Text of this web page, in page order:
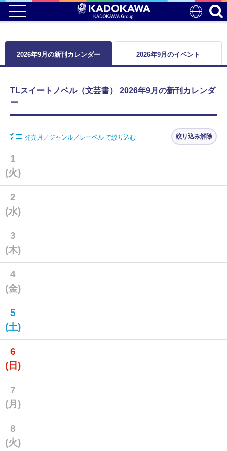
2026年9月の新刊カレンダー 2026年9月のイベント
TLスイートノベル（文芸書） 2026年9月の新刊カレンダ
ー
発売月／ジャンル／レーベル で絞り込む 絞り込み解除
1
(火)
2
(水)
3
(木)
4
(金)
5
(土)
6
(日)
7
(月)
8
(火)